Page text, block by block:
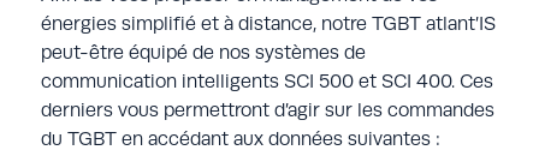
énergies simplifié et à distance, notre TGBT atlant’IS
peut-être équipé de nos systèmes de
communication intelligents SCI 500 et SCI 400. Ces
derniers vous permettront d’agir sur les commandes
du TGBT en accédant aux données suivantes :